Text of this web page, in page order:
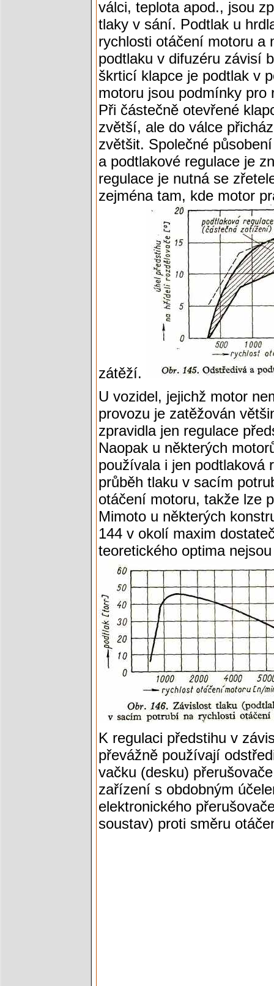
válci, teplota apod., jsou
tlaky v sání. Podtlak u
rychlosti otáčení motoru a
podtlaku v difuzéru závisí
škrticí klapce je podtlak v
motoru jsou podmínky
Při částečně otevřené
zvětší, ale do válce
zvětšit. Společné
a podtlakové regulace je
regulace je nutná se
zejména tam, kde motor
zátěží.
U vozidel, jejichž motor
provozu je zatěžován
zpravidla jen regulace
Naopak u některých
používala i jen podtlaková
průběh tlaku v sacím
otáčení motoru, takže lze
Mimoto u některých
144 v okolí maxim
teoretického optima
K regulaci předstihu v
převážně používají
vačku (desku)
zařízení s obdobným
elektronického
soustav) proti směru